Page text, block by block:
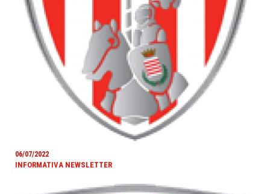
06/07/2022
INFORMATIVA NEWSLETTER